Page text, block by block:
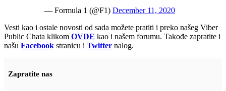
— Formula 1 (@F1) December 11, 2020
Vesti kao i ostale novosti od sada možete pratiti i preko našeg Viber
Public Chata klikom OVDE kao i našem forumu. Takođe zapratite i
našu Facebook stranicu i Twitter nalog.
Zapratite nas